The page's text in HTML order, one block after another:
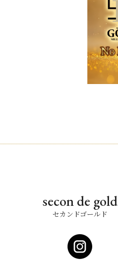
secon de gold
セカンドゴールド